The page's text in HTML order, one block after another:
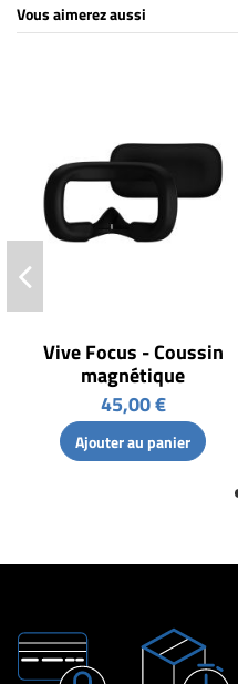
Vous aimerez aussi
Vive Focus - Coussin
magnétique
45,00 €
Ajouter au panier